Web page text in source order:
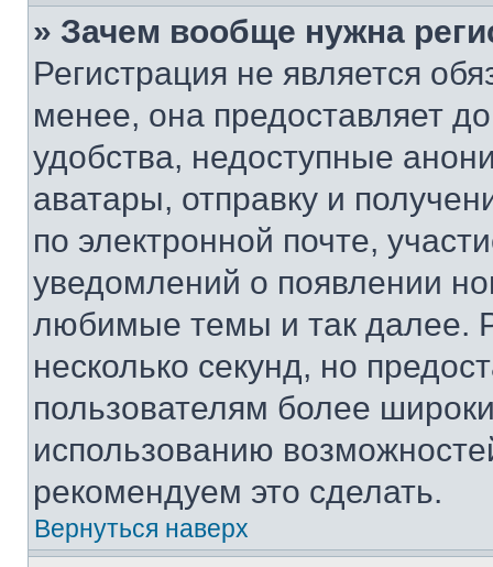
» Зачем вообще нужна
Регистрация не является
менее, она предоставляет
удобства, недоступные
аватары, отправку и
по электронной почте,
уведомлений о появлении
любимые темы и так далее.
несколько секунд, но
пользователям более
использованию
рекомендуем это сделать.
Вернуться наверх